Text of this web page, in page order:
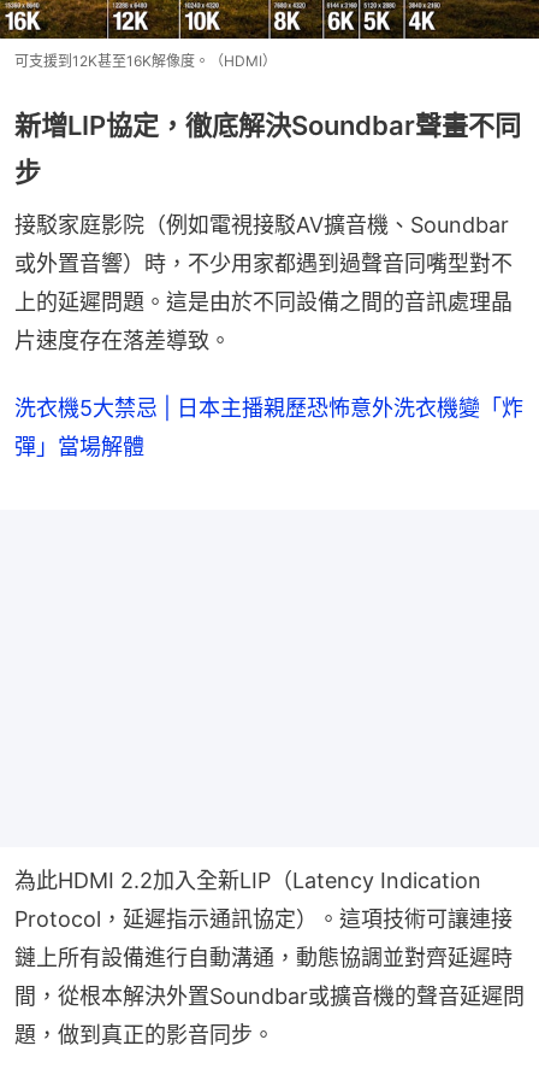
可支援到12K甚至16K解像度。（HDMI）
新增LIP協定，徹底解決Soundbar聲畫不同
步
接駁家庭影院（例如電視接駁AV擴音機、Soundbar
或外置音響）時，不少用家都遇到過聲音同嘴型對不
上的延遲問題。這是由於不同設備之間的音訊處理晶
片速度存在落差導致。
洗衣機5大禁忌 | 日本主播親歷恐怖意外洗衣機變「炸
彈」當場解體
為此HDMI 2.2加入全新LIP（Latency Indication
Protocol，延遲指示通訊協定）。這項技術可讓連接
鏈上所有設備進行自動溝通，動態協調並對齊延遲時
間，從根本解決外置Soundbar或擴音機的聲音延遲問
題，做到真正的影音同步。